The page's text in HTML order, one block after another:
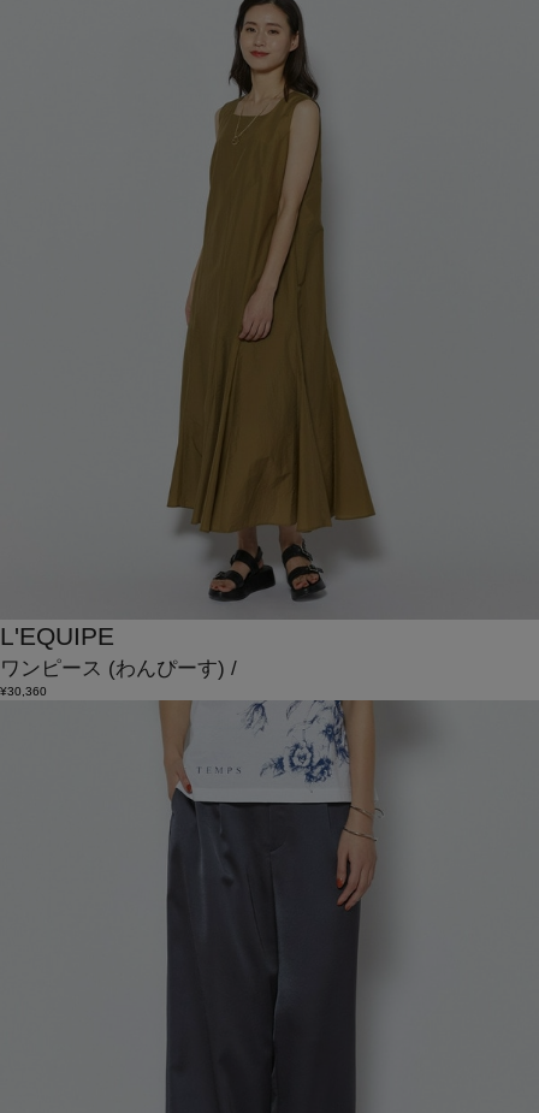
L'EQUIPE
ワンピース (わんぴーす) /
¥30,360